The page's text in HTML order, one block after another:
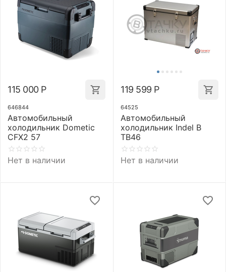
115 000 Р
646844
Автомобильный
холодильник Dometic
CFX2 57
Нет в наличии
119 599 Р
64525
Автомобильный
холодильник Indel B
TB46
Нет в наличии